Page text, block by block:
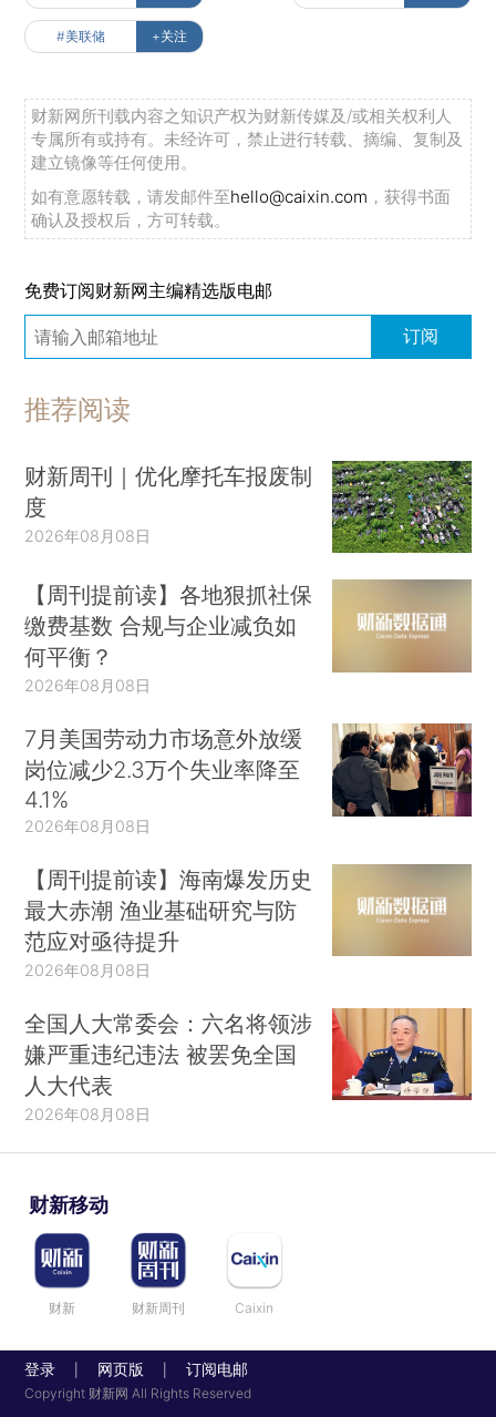
#美联储 +关注
财新网所刊载内容之知识产权为财新传媒及/或相关权利人
专属所有或持有。未经许可，禁止进行转载、摘编、复制及
建立镜像等任何使用。
如有意愿转载，请发邮件至hello@caixin.com ，获得书面
确认及授权后，方可转载。
免费订阅财新网主编精选版电邮
订阅
推荐阅读
财新周刊｜优化摩托车报废制
度
2026年08月08日
【周刊提前读】各地狠抓社保
缴费基数 合规与企业减负如
何平衡？
2026年08月08日
7月美国劳动力市场意外放缓
岗位减少2.3万个失业率降至
4.1%
2026年08月08日
【周刊提前读】海南爆发历史
最大赤潮 渔业基础研究与防
范应对亟待提升
2026年08月08日
全国人大常委会：六名将领涉
嫌严重违纪违法 被罢免全国
人大代表
2026年08月08日
财新移动
财新 财新周刊 Caixin
登录 网页版 订阅电邮
Copyright 财新网 All Rights Reserved